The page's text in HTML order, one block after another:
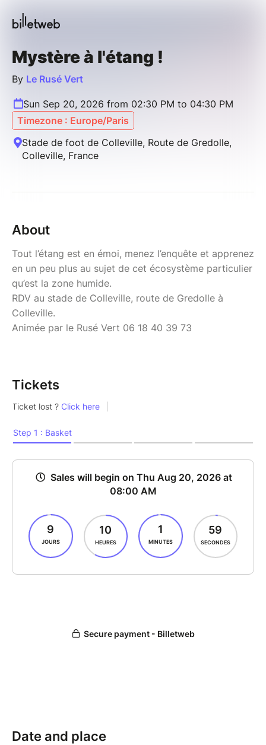
Mystère à l'étang !
By Le Rusé Vert
Sun Sep 20, 2026 from 02:30 PM to 04:30 PM
Timezone : Europe/Paris
Stade de foot de Colleville, Route de Gredolle,
Colleville, France
About
Tout l’étang est en émoi, menez l’enquête et apprenez
en un peu plus au sujet de cet écosystème particulier
qu’est la zone humide.
RDV au stade de Colleville, route de Gredolle à
Colleville.
Animée par le Rusé Vert 06 18 40 39 73
Tickets
Date and place